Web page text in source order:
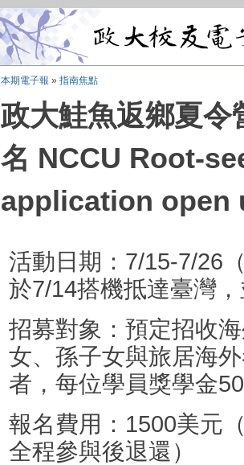
本期電子報 » 指南焦點
政大鮭魚返鄉夏令
名 NCCU Root-
application open
活動日期：7/15-7/26
於7/14搭機抵達臺灣
招募對象：預定招收
女、孫子女與旅居海
者，每位學員獎學金
報名費用：1500美元
全程參與後退還）